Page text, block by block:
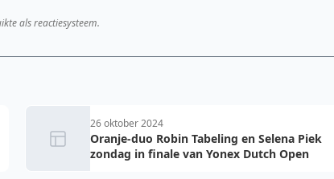
als reactiesysteem.
26 oktober 2024
Oranje-duo Robin Tabeling en Selena Piek
zondag in finale van Yonex Dutch Open